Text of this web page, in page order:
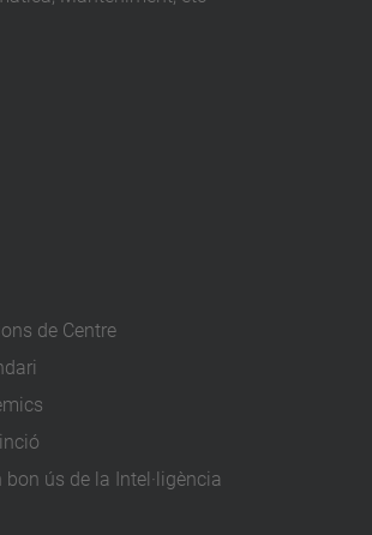
de Centre
bon ús de la Intel·ligència